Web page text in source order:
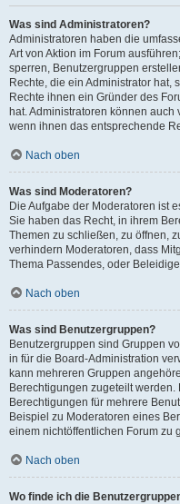
Was sind Administratoren?
Administratoren haben die
Art von Aktion im Forum
sperren, Benutzergruppen
Rechte, die ein Administrator
Rechte ihnen ein Gründer des
hat. Administratoren können
wenn ihnen das entsprechende
Nach oben
Was sind Moderatoren?
Die Aufgabe der Moderatoren ist
Sie haben das Recht, in ihrem
Themen zu schließen, zu öffnen,
verhindern Moderatoren, dass
Thema Passendes, oder
Nach oben
Was sind Benutzergruppen?
Benutzergruppen sind Gruppen
in für die Board-Administration
kann mehreren Gruppen
Berechtigungen zugeteilt
Berechtigungen für mehrere
Beispiel zu Moderatoren eines
einem nichtöffentlichen Forum zu
Nach oben
Wo finde ich die